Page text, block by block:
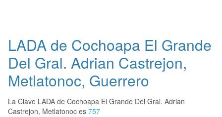
LADA de Cochoapa El Grande
Del Gral. Adrian Castrejon,
Metlatonoc, Guerrero
La Clave LADA de Cochoapa El Grande Del Gral. Adrian
Castrejon, Metlatonoc es 757